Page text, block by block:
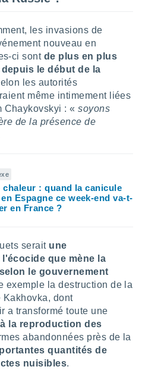
les invasions de
nouveau en
ci sont de plus en plus
le début de la
les autorités
même intimement liées
Chaykovskyi : «soyons
de la présence de
chaleur : quand la canicule
Espagne ce week-end va-t-
en France ?
serait une
que mène la
le gouvernement
exemple la destruction de la
Kakhovka, dont
a transformé toute une
la reproduction des
abandonnées près de la
quantités de
nuisibles.